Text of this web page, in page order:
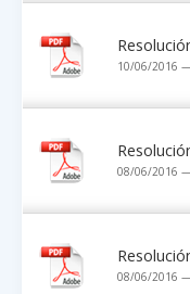
10/06/2016
08/06/2016
08/06/2016